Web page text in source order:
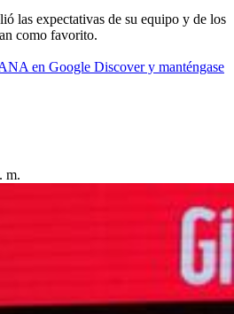
las expectativas de su equipo y de los
como favorito.
en Google Discover y manténgase
m.